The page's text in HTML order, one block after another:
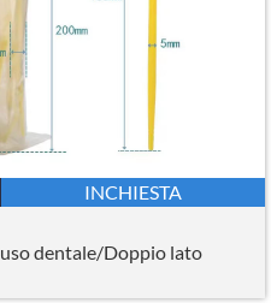
INCHIESTA
dentale/Doppio lato